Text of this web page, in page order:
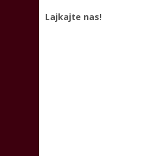
Lajkajte nas!